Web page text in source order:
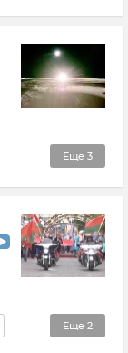
Еще 3
Еще 2